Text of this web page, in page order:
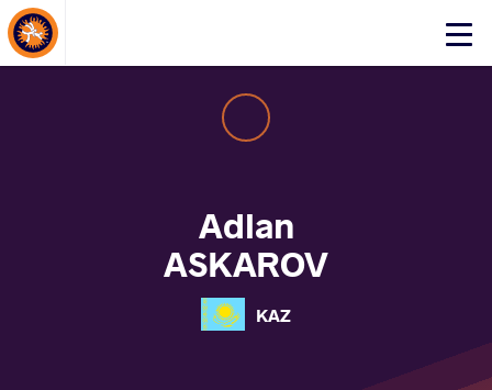
Click
About Events
Adlan
ASKAROV
KAZ